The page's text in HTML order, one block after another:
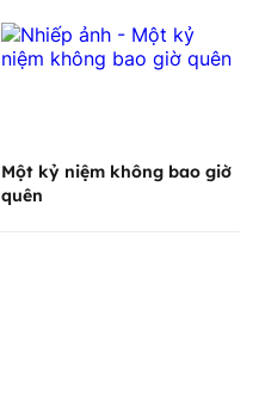
Một kỷ niệm không bao giờ
quên